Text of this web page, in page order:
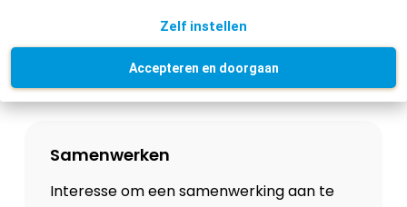
Zelf instellen
Accepteren en doorgaan
melden? Dan kun je op de volgende
pagina's terecht:
Samenwerken
Interesse om een samenwerking aan te